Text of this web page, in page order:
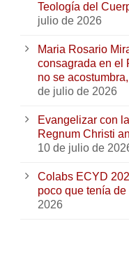
Teología del
julio de 2026
Maria Rosario
consagrada en el
no se
de julio de 2026
Evangelizar con
Regnum Christi
10 de julio de
Colabs ECYD
poco que tenía
2026